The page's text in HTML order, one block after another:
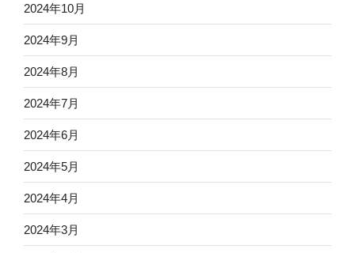
2024年10月
2024年9月
2024年8月
2024年7月
2024年6月
2024年5月
2024年4月
2024年3月